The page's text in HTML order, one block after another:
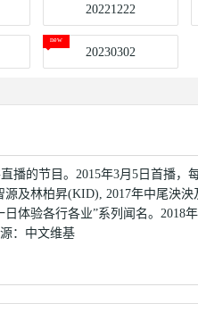
20221222
20230302
播的节目。2015年3月5日首播，
及林柏昇(KID), 2017年中尾泱
体验各行各业”系列闻名。2018
：中文维基